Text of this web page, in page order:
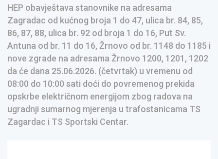
HEP obavještava stanovnike na adresama
Zagradac od kućnog broja 1 do 47, ulica br. 84, 85,
86, 87, 88, ulica br. 92 od broja 1 do 16, Put Sv.
Antuna od br. 11 do 16, Žrnovo od br. 1148 do 1185 i
nove zgrade na adresama Žrnovo 1200, 1201, 1202
da će dana 25.06.2026. (četvrtak) u vremenu od
08:00 do 10:00 sati doći do povremenog prekida
opskrbe električnom energijom zbog radova na
ugradnji sumarnog mjerenja u trafostanicama TS
Zagardac i TS Sportski Centar.